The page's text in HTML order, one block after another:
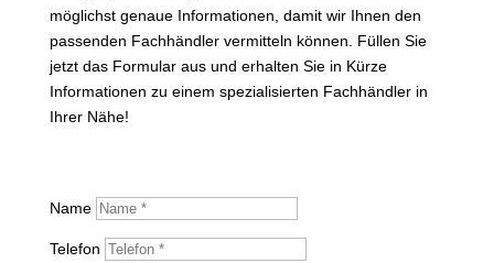
möglichst genaue Informationen, damit wir Ihnen den
passenden Fachhändler vermitteln können. Füllen Sie
jetzt das Formular aus und erhalten Sie in Kürze
Informationen zu einem spezialisierten Fachhändler in
Ihrer Nähe!
Name
Telefon